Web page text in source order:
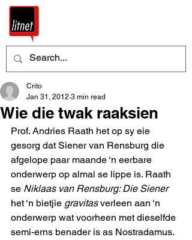
Wie die twak raaksien
Crito
Jan 31, 2012 3 min read
Prof. Andries Raath het op sy eie
gesorg dat Siener van Rensburg die
afgelope paar maande ‘n eerbare
onderwerp op almal se lippe is. Raath
se Niklaas van Rensburg: Die Siener
het ‘n bietjie gravitas verleen aan ‘n
onderwerp wat voorheen met dieselfde
semi-erns benader is as Nostradamus.